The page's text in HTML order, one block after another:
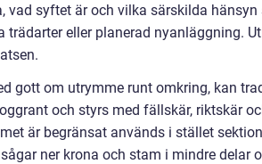
vad syftet är och vilka särskilda hänsyn
trädarter eller planerad nyanläggning.
gott om utrymme runt omkring, kan
och styrs med fällskär, riktskär
är begränsat används i stället
ner krona och stam i mindre delar